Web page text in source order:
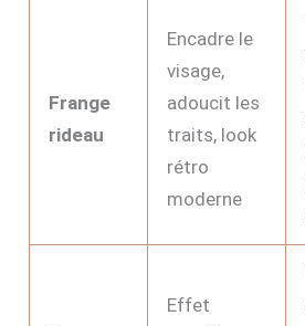
Frange
rideau
Encadre le
visage,
adoucit les
traits, look
rétro
moderne
Effet